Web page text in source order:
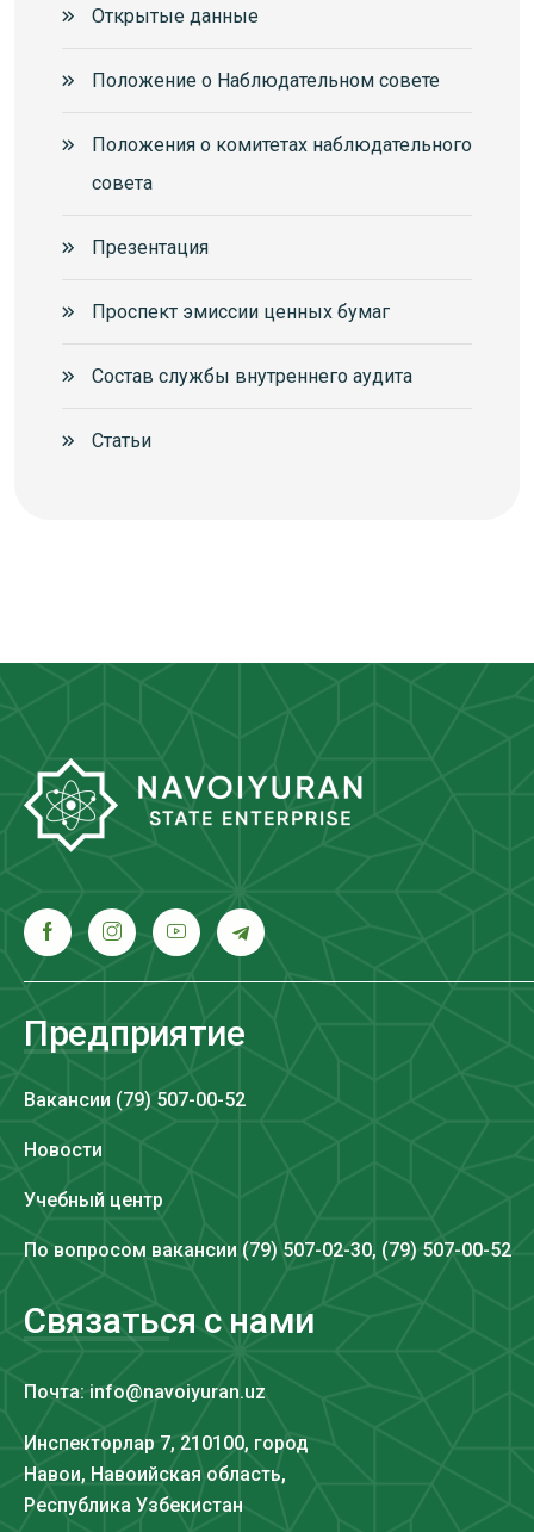
Открытые данные
Положение о Наблюдательном совете
Положения о комитетах наблюдательного
совета
Презентация
Проспект эмиссии ценных бумаг
Состав службы внутреннего аудита
Статьи
Предприятие
Вакансии (79) 507-00-52
Новости
Учебный центр
По вопросом вакансии (79) 507-02-30, (79) 507-00-52
Связаться с нами
Почта: info@navoiyuran.uz
Инспекторлар 7, 210100, город
Навои, Навоийская область,
Республика Узбекистан